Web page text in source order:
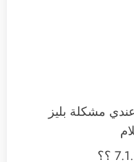
مشكلة بليز